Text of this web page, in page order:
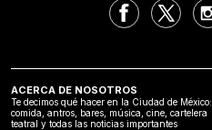
ACERCA DE NOSOTROS
Te decimos qué hacer en la Ciudad de México:
comida, antros, bares, música, cine, cartelera
teatral y todas las noticias importantes